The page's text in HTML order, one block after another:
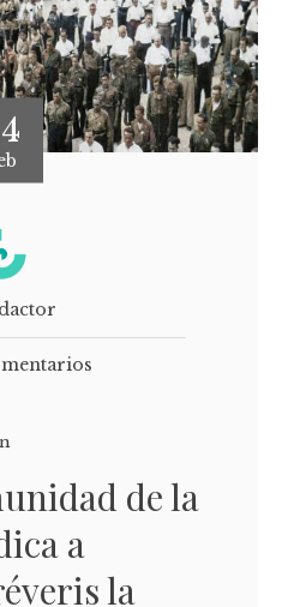
de la
a
la